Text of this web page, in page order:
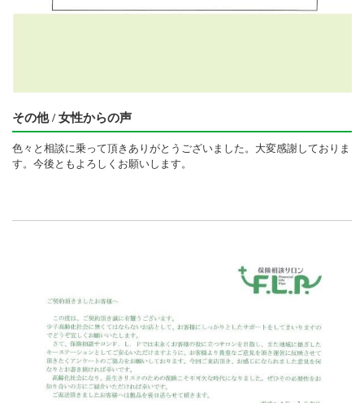
その他 / 女性からの声
色々と相談に乗って頂きありがとうございました。大変感謝しておりま
す。今後ともよろしくお願いします。